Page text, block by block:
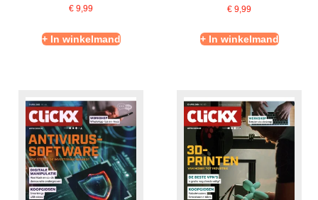
€ 9,99
+ In winkelmand
€ 9,99
+ In winkelmand